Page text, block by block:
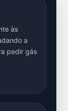
às
a
pedir gás